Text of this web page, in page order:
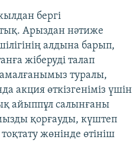
бергі
Арыздан нәтиже
алдына барып,
жіберуді талап
туралы,
акция өткізгеніміз үшін
айыппұл салынғаны
қорғауды, күштеп
жөнінде өтініш